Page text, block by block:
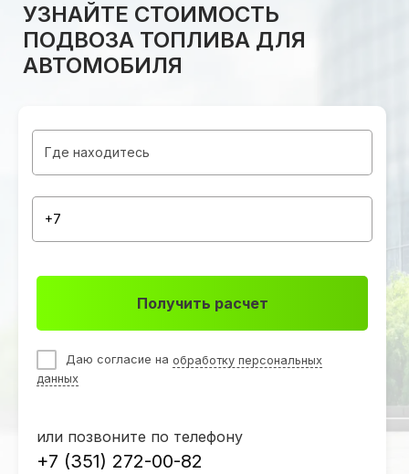
УЗНАЙТЕ СТОИМОСТЬ
ПОДВОЗА ТОПЛИВА ДЛЯ
АВТОМОБИЛЯ
Получить расчет
Даю согласие на обработку персональных
данных
или позвоните по телефону
+7 (351) 272-00-82